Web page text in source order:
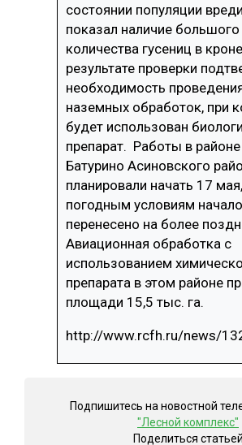
состоянии популяции
показал наличие большого
количества гусениц в
результате проверки
необходимость
наземных обработок, при
будет использован
препарат. Работы в
Батурино Асиновского
планировали начать 17
погодным условиям
перенесено на более
Авиационная обработка с
использованием
препарата в этом районе
площади 15,5 тыс. га.
http://www.rcfh.ru/news/
Подпишитесь на новостной
"Лесной комплекс"
Поделиться статьей